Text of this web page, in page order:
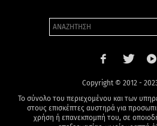
Copyright © 2012 -
Το σύνολο του περιεχομένου και των
στους επισκέπτες αυστηρά για
χρήση ή επανεκπομπή του, σε